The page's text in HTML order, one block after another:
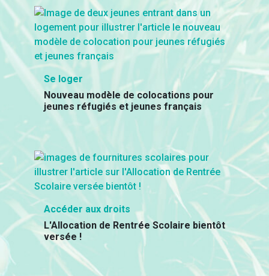
Se loger
Nouveau modèle de colocations pour
jeunes réfugiés et jeunes français
Accéder aux droits
L'Allocation de Rentrée Scolaire bientôt
versée !